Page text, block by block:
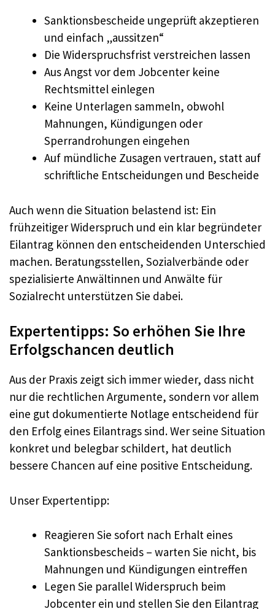
Sanktionsbescheide ungeprüft akzeptieren
und einfach „aussitzen“
Die Widerspruchsfrist verstreichen lassen
Aus Angst vor dem Jobcenter keine
Rechtsmittel einlegen
Keine Unterlagen sammeln, obwohl
Mahnungen, Kündigungen oder
Sperrandrohungen eingehen
Auf mündliche Zusagen vertrauen, statt auf
schriftliche Entscheidungen und Bescheide
Auch wenn die Situation belastend ist: Ein
frühzeitiger Widerspruch und ein klar begründeter
Eilantrag können den entscheidenden Unterschied
machen. Beratungsstellen, Sozialverbände oder
spezialisierte Anwältinnen und Anwälte für
Sozialrecht unterstützen Sie dabei.
Expertentipps: So erhöhen Sie Ihre
Erfolgschancen deutlich
Aus der Praxis zeigt sich immer wieder, dass nicht
nur die rechtlichen Argumente, sondern vor allem
eine gut dokumentierte Notlage entscheidend für
den Erfolg eines Eilantrags sind. Wer seine Situation
konkret und belegbar schildert, hat deutlich
bessere Chancen auf eine positive Entscheidung.
Unser Expertentipp:
Reagieren Sie sofort nach Erhalt eines
Sanktionsbescheids – warten Sie nicht, bis
Mahnungen und Kündigungen eintreffen
Legen Sie parallel Widerspruch beim
Jobcenter ein und stellen Sie den Eilantrag